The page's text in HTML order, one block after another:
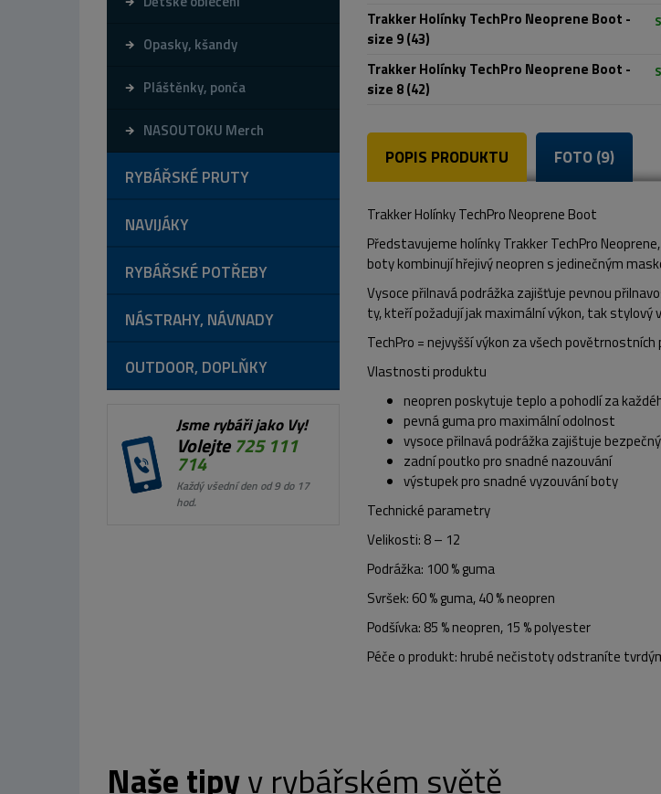
Opasky, kšandy
Pláštěnky, ponča
NASOUTOKU Merch
RYBÁŘSKÉ PRUTY
NAVIJÁKY
RYBÁŘSKÉ POTŘEBY
NÁSTRAHY, NÁVNADY
OUTDOOR, DOPLŇKY
Jsme rybáři jako Vy!
Volejte725 111
714
Každý všední den od 9 do 17
hod.
Trakker Holínky TechPro Neoprene Boot -
size 9 (43)
Trakker Holínky TechPro Neoprene Boot -
size 8 (42)
POPIS PRODUKTU FOTO (9)
Trakker Holínky TechPro Neoprene Boot
Představujeme holínky Trakker TechPro
boty kombinují hřejivý neopren s jedinečným
Vysoce přilnavá podrážka zajišťuje pevnou
ty, kteří požadují jak maximální výkon, tak stylový
TechPro = nejvyšší výkon za všech
Vlastnosti produktu
neopren poskytuje teplo a pohodlí za
pevná guma pro maximální odolnost
vysoce přilnavá podrážka zajištuje
zadní poutko pro snadné nazouvání
výstupek pro snadné vyzouvání boty
Technické parametry
Velikosti: 8 – 12
Podrážka: 100 % guma
Svršek: 60 % guma, 40 % neopren
Podšívka: 85 % neopren, 15 % polyester
Péče o produkt: hrubé nečistoty odstraníte
Naše tipyv rybářském světě